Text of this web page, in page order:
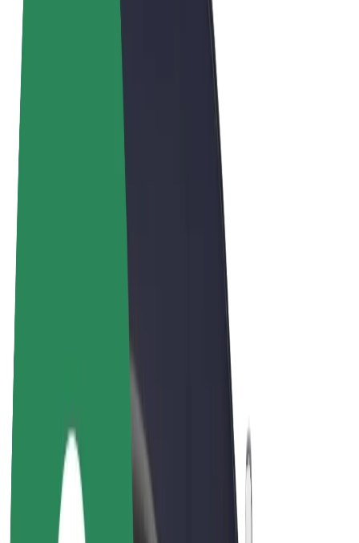
Conductores
Ingresos de conductor/a
Repartidores
Ingresos de repartidor
Comercios de Bolt Food